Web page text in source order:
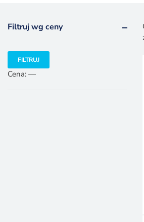
Filtruj wg ceny
Cena
min.
Cena
maks.
FILTRUJ
Cena: —